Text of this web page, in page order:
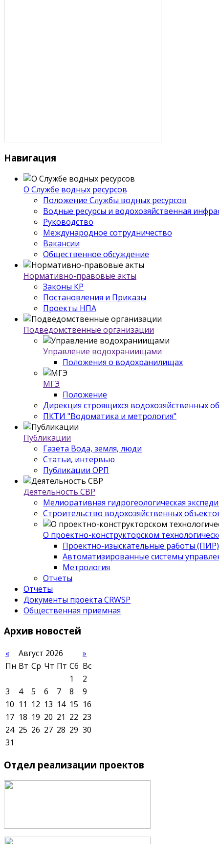
Навигация
О Службе водных ресурсов
Положение Службы водных ресурсов
Водные ресурсы и водохозяйственная
Руководство
Международное сотрудничество
Вакансии
Общественное обсуждение
Нормативно-правовые акты
Законы КР
Постановления и Приказы
Проекты НПА
Подведомственные организации
Управление водохраниищами
Положения о водохранилищах
МГЭ
Положение
Дирекция строящихся водохозяйственных
ПКТИ "Водоматика и метрология"
Публикации
Газета Вода, земля, люди
Статьи, интервью
Публикации ОРП
Деятельность СВР
Мелиоративная гидрогеологическая
Строительство водохозяйственных
О проектно-конструкторском
Проектно-изыскательные работы (ПИР)
Автоматизированные системы
Метрология
Отчеты
Отчеты
Документы проекта CRWSP
Общественная приемная
Архив новостей
« Август 2026
»
Пн Вт Ср Чт Пт Сб Вс
1
2
3
4 5 6 7 8
9
10 11 12 13 14 15 16
17 18 19 20 21 22 23
24 25 26 27 28 29 30
31
Отдел реализации проектов